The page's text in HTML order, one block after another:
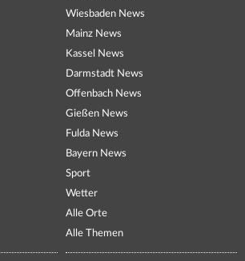
Wiesbaden News
Mainz News
Kassel News
Darmstadt News
Offenbach News
Gießen News
Fulda News
Bayern News
Sport
Wetter
Alle Orte
Alle Themen